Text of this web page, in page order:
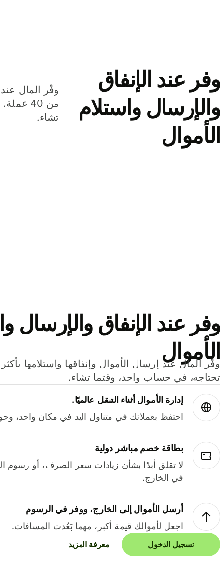
وفر عند الإنفاق
والإرسال واستلام
الأموال
وفّر المال عند
من 40
تشاء.
وفر عند الإنفاق والإرسال
الأموال
تحتاجه، في حساب واحد، وقتما تشاء.
إدارة الأموال أثناء التنقل عالميًا.
احتفظ بعملاتك في متناول اليد في مكان واحد،
بطاقة خصم مباشر دولية
لا تقلق أبدًا بشأن زيادات سعر الصرف، أو رسوم
في الخارج.
أرسل الأموال إلى الخارج، ووفر في الرسوم
اجعل لأموالك قيمة أكبر، مهما بَعُدت المسافات.
تسجيل الدخول معرفة المزيد